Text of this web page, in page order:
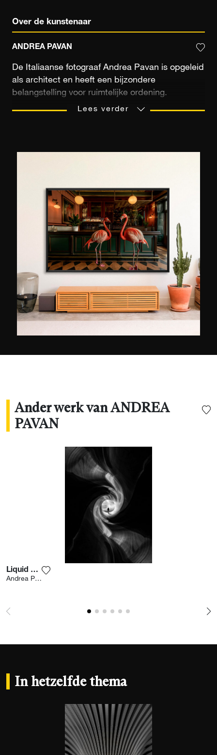
Over de kunstenaar
ANDREA PAVAN
De Italiaanse fotograaf Andrea Pavan is opgeleid
als architect en heeft een bijzondere
belangstelling voor ruimtelijke ordening.
Geometrie in het bijzonder fascineert hem. Hij is
die een grote overgang voor de kunstenaar zal
veroorzaken. Sinds 2014 gebruikt hij het platform
om zijn werken te delen, met zijn artistieke visie
op een bijzonder geometrische en resoluut
esthetische wereld. Buiten tijd en ruimte
gehoorzamen zijn scheppingen aan een scenario
waarin licht de hoofdrol speelt. Het tekent de
contouren van de geometrische vormen van een
surrealistische zwart-wit compositie.
Lees verder
Ander werk van ANDREA
PAVAN
Liquid Rock
Andrea Pavan
In hetzelfde thema